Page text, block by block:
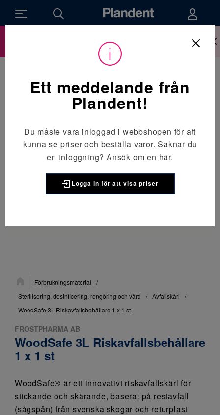
läs mer om hur det påverkar dig här.
hos oss ännu? Be om att få inloggningsuppgifter
här:
Förbrukningsmaterial
/
Sterilisering, desinficering, rengöring och vård
/ Avfallskärl
/
WoodSafe 3L Riskavfallsbehållare 1 x 1 st
FROSTPHARMA AB
WoodSafe 3L Riskavfallsbehållare
1 x 1 st
WoodSafe® är ett innovativt riskavfallskärl för
stickande och skärande, baserat på restavfall
(sågspån) från svenska skogar och returplast
Ett meddelande från
Plandent!
Du måste vara inloggad i webbshopen för att
kunna se priser och beställa varor. Saknar du
en inloggning?Ansök om en här.
Logga in för att visa priser